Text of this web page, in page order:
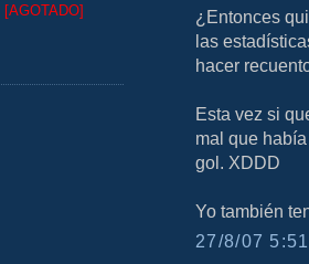
[AGOTADO]
¿Entonces
las
hacer
Esta vez si
mal que
gol. XDDD
Yo también
27/8/07